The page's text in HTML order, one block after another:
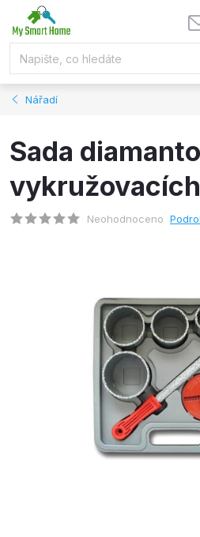
Nářadí
Sada
Neohodnoceno